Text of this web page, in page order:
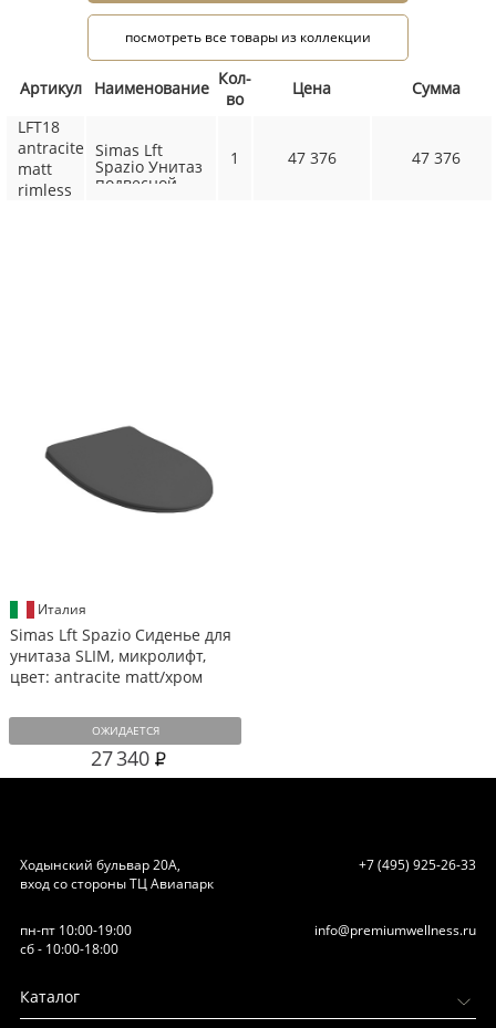
посмотреть все товары из коллекции
Артикул Наименование Кол-
во
Цена
Сумма
LFT18
antracite
matt
rimless
Simas Lft
Spazio Унитаз
подвесной
1 47 376 47 376
Италия
Simas Lft Spazio Сиденье для
унитаза SLIM, микролифт,
цвет: antracite matt/хром
ОЖИДАЕТСЯ
27 340
Ходынский бульвар 20А,
вход со стороны ТЦ Авиапарк
+7 (495) 925-26-33
пн-пт 10:00-19:00
сб - 10:00-18:00
info@premiumwellness.ru
Каталог